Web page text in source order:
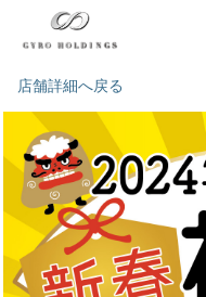
店舗詳細へ戻る